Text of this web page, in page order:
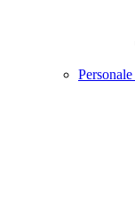
Personale